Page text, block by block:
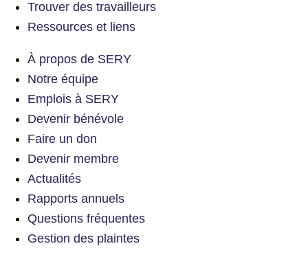
Trouver des travailleurs
Ressources et liens
À propos de SERY
Notre équipe
Emplois à SERY
Devenir bénévole
Faire un don
Devenir membre
Actualités
Rapports annuels
Questions fréquentes
Gestion des plaintes